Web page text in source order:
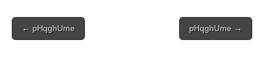
Post
navigation
← pHqghUme pHqghUme →